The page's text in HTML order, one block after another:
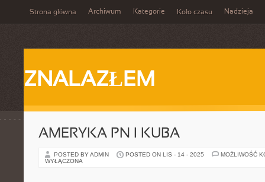
Strona główna Archiwum Kategorie Koło czasu Nadzieja
ZNALAZŁEM
AMERYKA PN I KUBA
POSTED BY ADMIN POSTED ON LIS - 14 - 2025
MOŻLIWOŚĆ
WYŁĄCZONA